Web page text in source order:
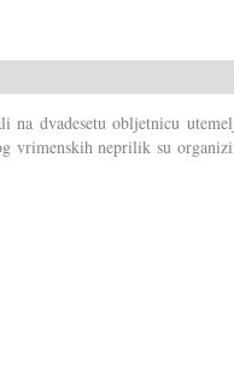
na dvadesetu obljetnicu
vrimenskih neprilik su